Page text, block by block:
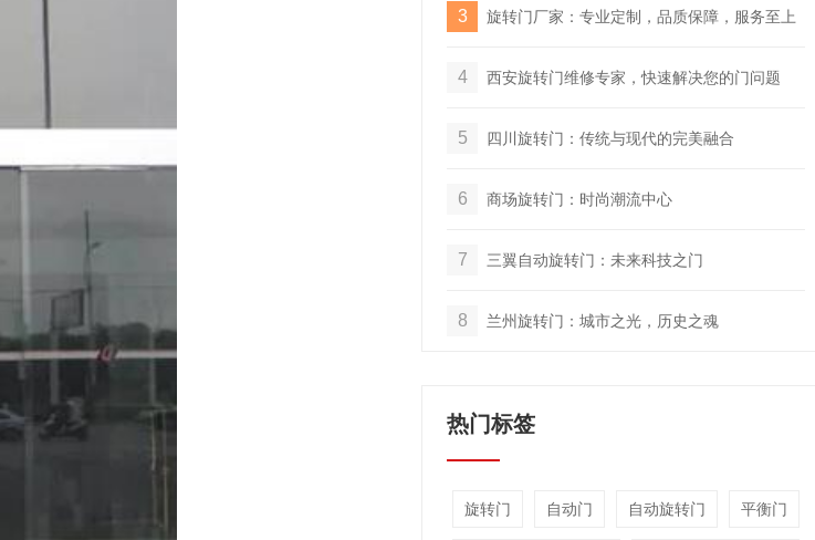
3 旋转门厂家：专业定制，品质保障，服务至上
4 西安旋转门维修专家，快速解决您的门问题
5 四川旋转门：传统与现代的完美融合
6 商场旋转门：时尚潮流中心
7 三翼自动旋转门：未来科技之门
8 兰州旋转门：城市之光，历史之魂
热门标签
旋转门 自动门 自动旋转门 平衡门